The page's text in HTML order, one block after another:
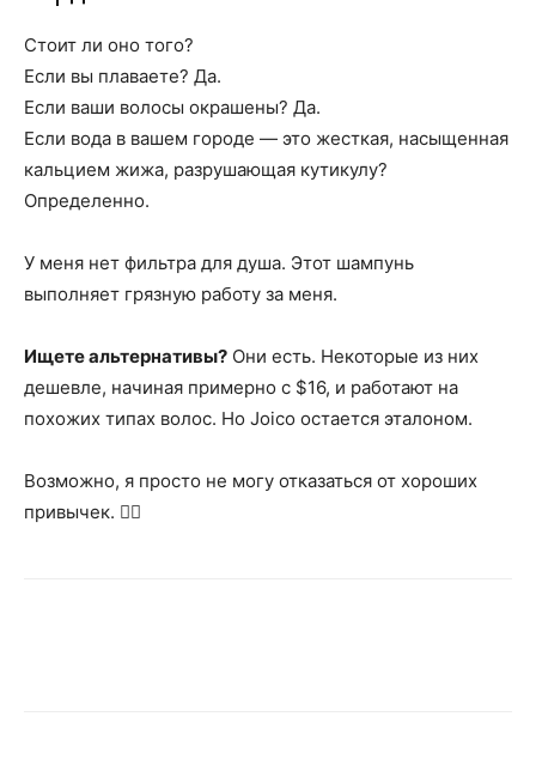
Стоит ли оно того?
Если вы плаваете? Да.
Если ваши волосы окрашены? Да.
Если вода в вашем городе — это жесткая, насыщенная
кальцием жижа, разрушающая кутикулу?
Определенно.
У меня нет фильтра для душа. Этот шампунь
выполняет грязную работу за меня.
Ищете альтернативы? Они есть. Некоторые из них
дешевле, начиная примерно с $16, и работают на
похожих типах волос. Но Joico остается эталоном.
Возможно, я просто не могу отказаться от хороших
привычек. 🏊‍♀️